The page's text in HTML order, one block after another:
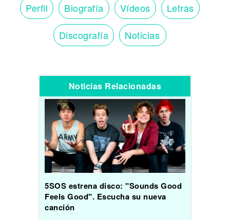
Perfil Biografía Vídeos Letras
Discografía Noticias
Noticias Relacionadas
5SOS estrena disco: "Sounds Good
Feels Good". Escucha su nueva
canción